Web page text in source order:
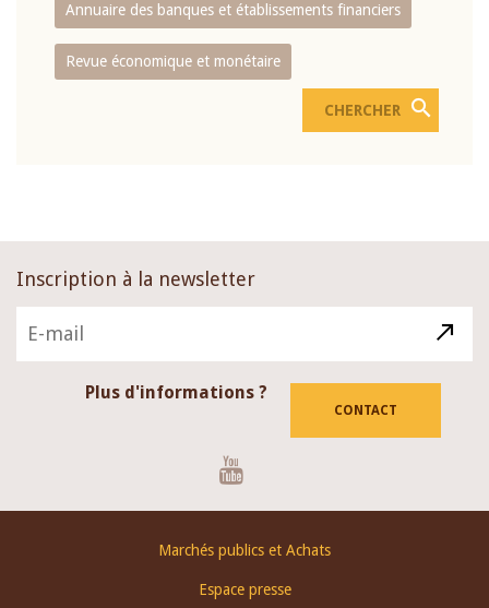
Annuaire des banques et établissements financiers
Revue économique et monétaire
Inscription à la newsletter
Plus d'informations ?
CONTACT
Marchés publics et Achats
Espace presse